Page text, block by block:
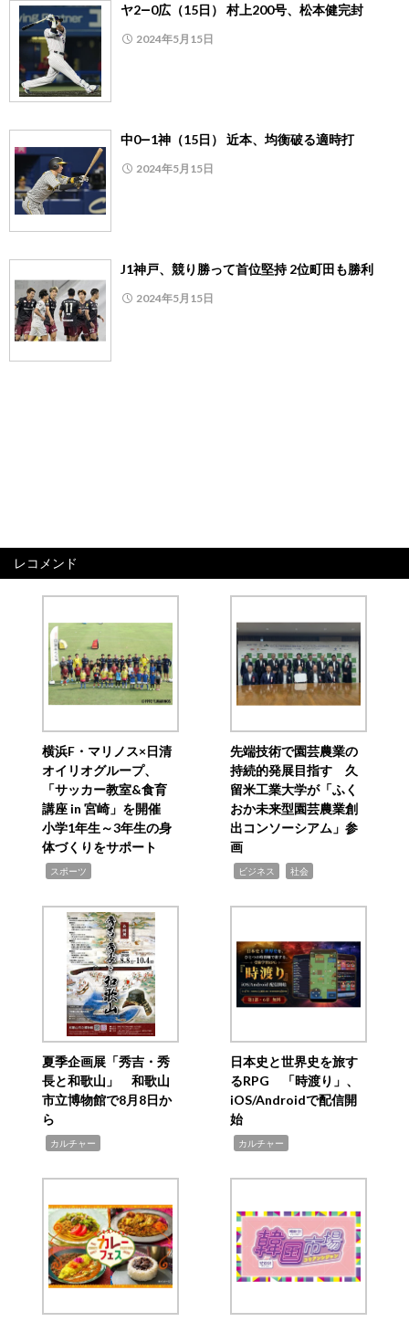
ヤ2―0広（15日） 村上200号、松本健完封
2024年5月15日
中0―1神（15日） 近本、均衡破る適時打
2024年5月15日
J1神戸、競り勝って首位堅持 2位町田も勝利
2024年5月15日
レコメンド
横浜F・マリノス×日清
オイリオグループ、
「サッカー教室&食育
講座 in 宮崎」を開催
小学1年生～3年生の身
体づくりをサポート
スポーツ
先端技術で園芸農業の
持続的発展目指す 久
留米工業大学が「ふく
おか未来型園芸農業創
出コンソーシアム」参
画
ビジネス 社会
夏季企画展「秀吉・秀
長と和歌山」 和歌山
市立博物館で8月8日か
ら
カルチャー
日本史と世界史を旅す
るRPG 「時渡り」、
iOS/Androidで配信開
始
カルチャー